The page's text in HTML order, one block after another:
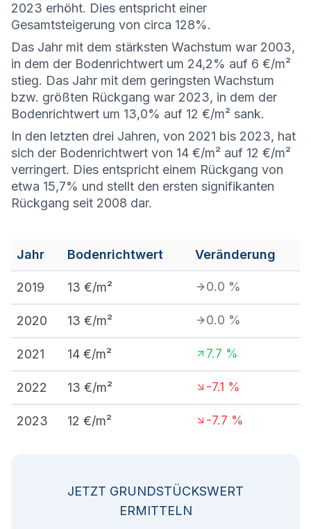
2023 erhöht. Dies entspricht einer
Gesamtsteigerung von circa 128%.
Das Jahr mit dem stärksten Wachstum war 2003,
in dem der Bodenrichtwert um 24,2% auf 6 €/m²
stieg. Das Jahr mit dem geringsten Wachstum
bzw. größten Rückgang war 2023, in dem der
Bodenrichtwert um 13,0% auf 12 €/m² sank.
In den letzten drei Jahren, von 2021 bis 2023, hat
sich der Bodenrichtwert von 14 €/m² auf 12 €/m²
verringert. Dies entspricht einem Rückgang von
etwa 15,7% und stellt den ersten signifikanten
Rückgang seit 2008 dar.
Jahr Bodenrichtwert Veränderung
2019 13 €/m² 0.0 %
2020 13 €/m² 0.0 %
2021 14 €/m² 7.7 %
2022 13 €/m² -7.1 %
2023 12 €/m² -7.7 %
JETZT GRUNDSTÜCKSWERT
ERMITTELN